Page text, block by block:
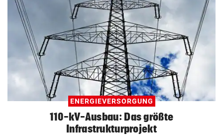
ENERGIEVERSORGUNG
110-kV-Ausbau: Das größte
Infrastrukturprojekt